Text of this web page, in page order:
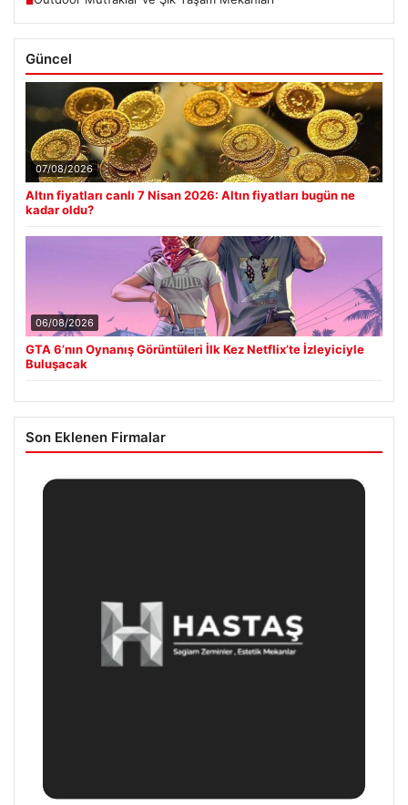
Güncel
07/08/2026
Altın fiyatları canlı 7 Nisan 2026: Altın fiyatları bugün ne
kadar oldu?
06/08/2026
GTA 6’nın Oynanış Görüntüleri İlk Kez Netflix’te İzleyiciyle
Buluşacak
Son Eklenen Firmalar